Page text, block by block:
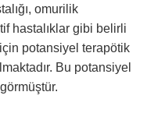
omurilik
hastalıklar gibi belirli
potansiyel terapötik
Bu potansiyel